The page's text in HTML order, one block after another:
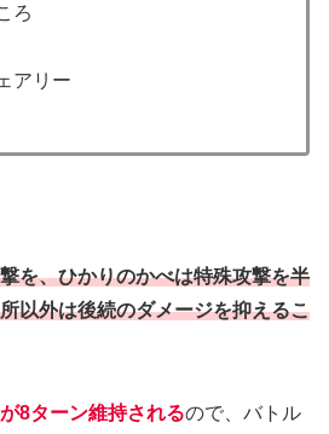
ろ
アリー
を、ひかりのかべは特殊攻撃を半
以外は後続のダメージを抑えるこ
8ターン維持されるので、バトル